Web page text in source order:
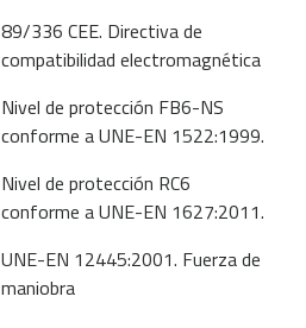
89/336 CEE. Directiva de
compatibilidad electromagnética
Nivel de protección FB6-NS
conforme a UNE-EN 1522:1999.
Nivel de protección RC6
conforme a UNE-EN 1627:2011.
UNE-EN 12445:2001. Fuerza de
maniobra